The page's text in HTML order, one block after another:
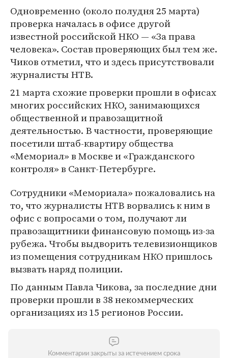
Одновременно (около полудня 25 марта)
проверка началась в офисе другой
известной российской НКО — «За права
человека». Состав проверяющих был тем же.
Чиков отметил, что и здесь присутствовали
журналисты НТВ.
21 марта схожие проверки прошли в офисах
многих российских НКО, занимающихся
общественной и правозащитной
деятельностью. В частности, проверяющие
посетили штаб-квартиру общества
«Мемориал» в Москве и «Гражданского
контроля» в Санкт-Петербурге.
Сотрудники «Мемориала» пожаловались на
то, что журналисты НТВ ворвались к ним в
офис с вопросами о том, получают ли
правозащитники финансовую помощь из-за
рубежа. Чтобы выдворить телевизионщиков
из помещения сотрудникам НКО пришлось
вызвать наряд полиции.
По данным Павла Чикова, за последние дни
проверки прошли в 38 некоммерческих
организациях из 15 регионов России.
Комментарии закрыты за истечением срока